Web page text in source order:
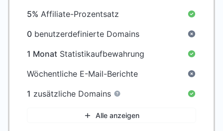
5% Affiliate-Prozentsatz
0 benutzerdefinierte Domains
1 Monat Statistikaufbewahrung
Wöchentliche E-Mail-Berichte
1 zusätzliche Domains
Alle anzeigen